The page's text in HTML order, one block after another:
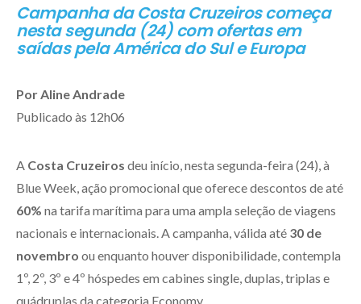
Campanha da Costa Cruzeiros começa
nesta segunda (24) com ofertas em
saídas pela América do Sul e Europa
Por Aline Andrade
Publicado às 12h06
A Costa Cruzeiros deu início, nesta segunda-feira (24), à
Blue Week, ação promocional que oferece descontos de até
60% na tarifa marítima para uma ampla seleção de viagens
nacionais e internacionais. A campanha, válida até 30 de
novembro ou enquanto houver disponibilidade, contempla
1º, 2º, 3º e 4º hóspedes em cabines single, duplas, triplas e
quádruplas da categoria Economy.